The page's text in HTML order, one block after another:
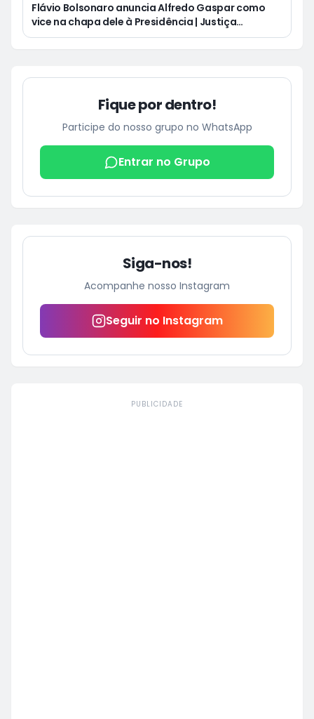
Flávio Bolsonaro anuncia Alfredo Gaspar como
vice na chapa dele à Presidência | Justiça
condena Equatorial a pagar R$ 3 mil a cliente que
Fique por dentro!
Participe do nosso grupo no WhatsApp
Entrar no Grupo
Siga-nos!
Acompanhe nosso Instagram
Seguir no Instagram
PUBLICIDADE